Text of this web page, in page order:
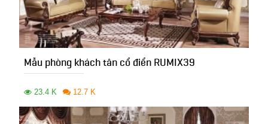
Mẫu phòng khách tân cổ điển RUMIX39
23.4 K 12.7 K